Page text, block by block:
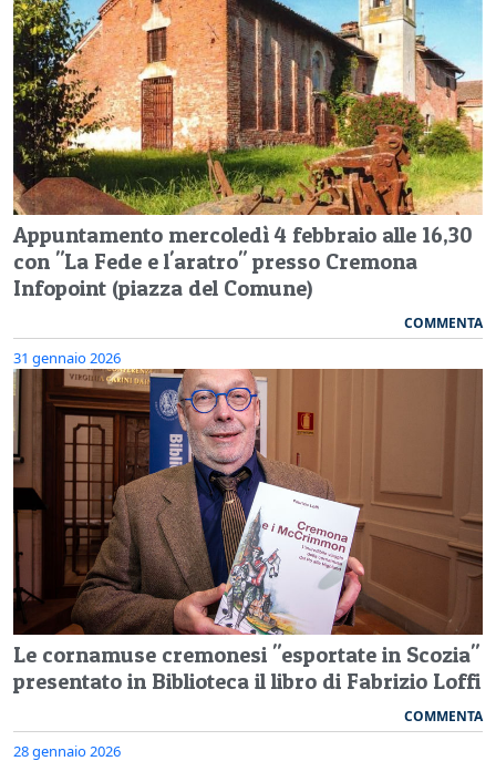
Appuntamento mercoledì 4 febbraio alle 16,30
con "La Fede e l'aratro" presso Cremona
Infopoint (piazza del Comune)
COMMENTA
31 gennaio 2026
Le cornamuse cremonesi "esportate in Scozia"
presentato in Biblioteca il libro di Fabrizio Loffi
COMMENTA
28 gennaio 2026